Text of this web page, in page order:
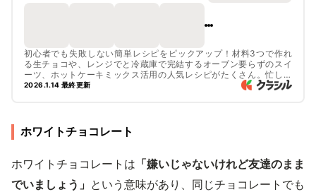
初心者でも失敗しない簡単レシピをピックアップ！材料3つで作れ
る生チョコや、レンジでと冷蔵庫で完結するオーブン要らずのスイ
ーツ、ホットケーキミックス活用の人気レシピがたくさん。忙しい
方でもすぐに作れる手軽でおいしいチョコスイーツを今すぐチェッ
2026.1.14 最終更新
ホワイトチョコレート
ホワイトチョコレートは 「嫌いじゃないけれど友達のまま
でいましょう」 という意味があり、同じチョコレートでも